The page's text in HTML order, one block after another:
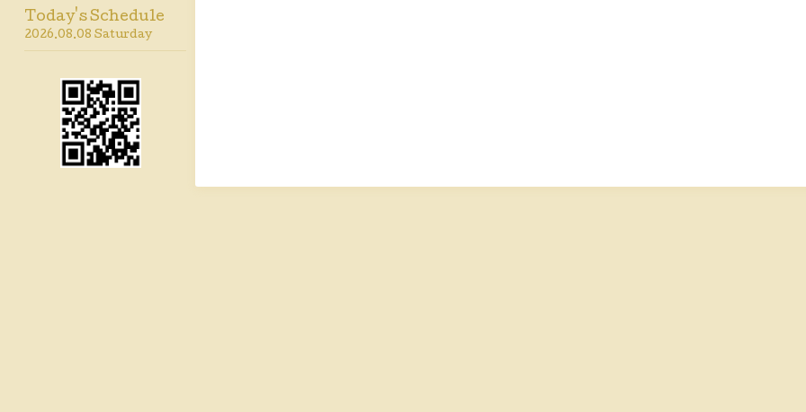
Today's Schedule
2026.08.08 Saturday